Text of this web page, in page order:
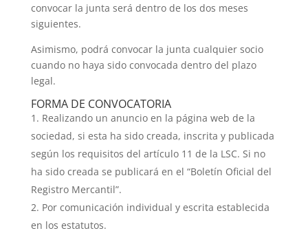
convocar la junta será dentro de los dos meses
siguientes.
Asimismo, podrá convocar la junta cualquier socio
cuando no haya sido convocada dentro del plazo
legal.
FORMA DE CONVOCATORIA
Realizando un anuncio en la página web de la
sociedad, si esta ha sido creada, inscrita y publicada
según los requisitos del artículo 11 de la LSC. Si no
ha sido creada se publicará en el “Boletín Oficial del
Registro Mercantil”.
Por comunicación individual y escrita establecida
en los estatutos.